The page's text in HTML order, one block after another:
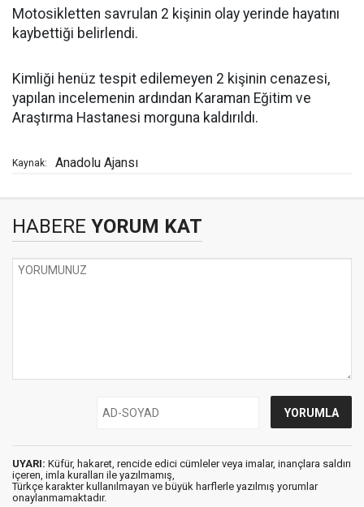
Motosikletten savrulan 2 kişinin olay yerinde hayatını
kaybettiği belirlendi.
Kimliği henüz tespit edilemeyen 2 kişinin cenazesi,
yapılan incelemenin ardından Karaman Eğitim ve
Araştırma Hastanesi morguna kaldırıldı.
Kaynak: Anadolu Ajansı
HABERE YORUM KAT
UYARI: Küfür, hakaret, rencide edici cümleler veya imalar, inançlara saldırı
içeren, imla kuralları ile yazılmamış,
Türkçe karakter kullanılmayan ve büyük harflerle yazılmış yorumlar
onaylanmamaktadır.